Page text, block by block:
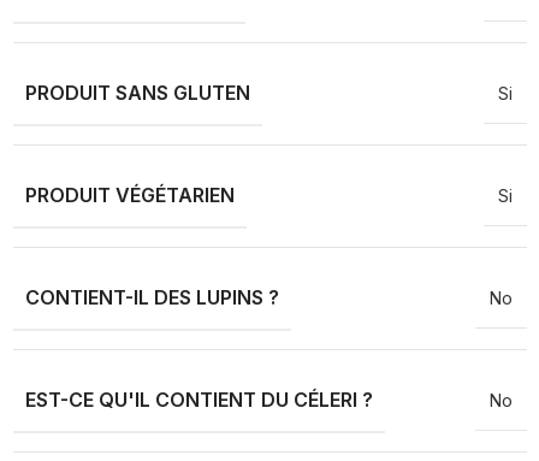
PRODUIT SANS GLUTEN Si
PRODUIT VÉGÉTARIEN Si
CONTIENT-IL DES LUPINS ? No
EST-CE QU'IL CONTIENT DU CÉLERI ? No